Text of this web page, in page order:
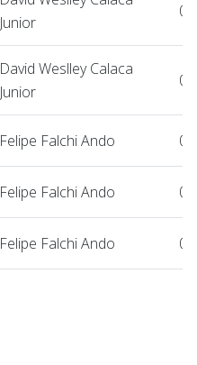
Junior
David Weslley Calaca
Junior
Felipe Falchi Ando
Felipe Falchi Ando
Felipe Falchi Ando